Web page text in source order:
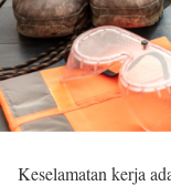
Keselamatan kerja